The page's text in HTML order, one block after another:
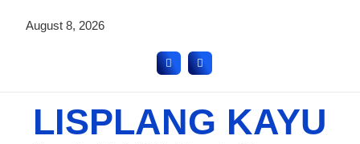
August 8, 2026
LISPLANG KAYU